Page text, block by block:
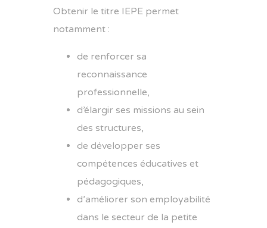
Obtenir le titre IEPE permet
notamment :
de renforcer sa
reconnaissance
professionnelle,
d’élargir ses missions au sein
des structures,
de développer ses
compétences éducatives et
pédagogiques,
d’améliorer son employabilité
dans le secteur de la petite